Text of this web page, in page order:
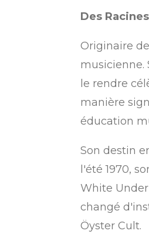
Des
Originaire
musicienne.
le rendre
manière
éducation
Son destin
l'été 1970,
White
changé
Öyster Cult.